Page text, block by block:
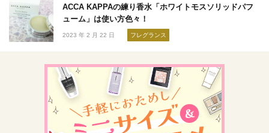
スキンケア
メークアップ
エイジングケア
フレグランス
ボディ＆ヘア
ACCA KAPPAの練り香水「ホワイトモスソリッドパフ
ューム」は使い方色々！
2023 年 2 月 22 日 フレグランス